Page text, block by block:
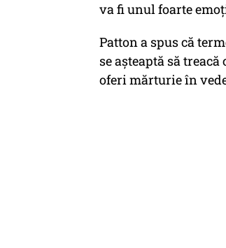
va fi unul foarte
Patton a spus că
se așteaptă să
oferi mărturie în